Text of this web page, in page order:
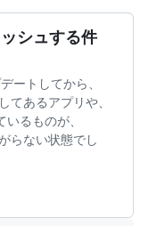
シュする件
ートしてから、
あるアプリや、
るものが、
らない状態でし